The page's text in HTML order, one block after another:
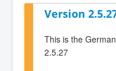
Version
This is the
2.5.27